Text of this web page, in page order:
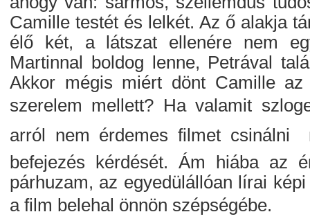
Camille testét és lelkét. Az ő alakja
élő két, a látszat ellenére nem
Martinnal boldog lenne, Petrával
Akkor mégis miért dönt Camille
szerelem mellett? Ha valamit
arról nem érdemes filmet csinálni
befejezés kérdését. Ám hiába az
párhuzam, az egyedülállóan lírai
a film belehal önnön szépségébe.